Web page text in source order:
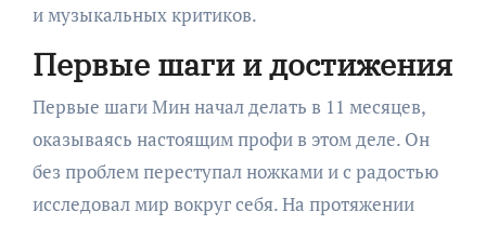
и музыкальных критиков.
Первые шаги и достижения
Первые шаги Мин начал делать в 11 месяцев,
оказываясь настоящим профи в этом деле. Он
без проблем переступал ножками и с радостью
исследовал мир вокруг себя. На протяжении